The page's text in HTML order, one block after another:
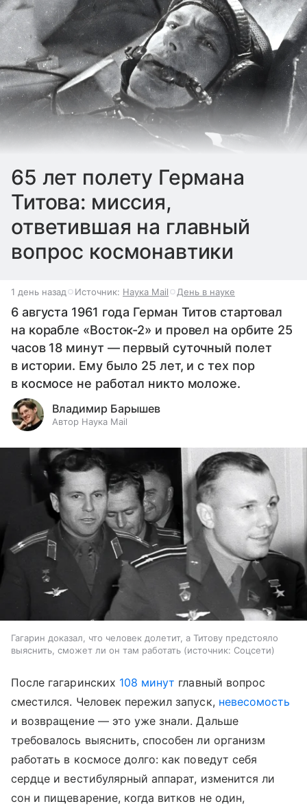
65 лет полету Германа
Титова: миссия,
ответившая на главный
вопрос космонавтики
1 день назад Источник: Наука Mail День в науке
6 августа 1961 года Герман Титов стартовал
на корабле «Восток-2» и провел на орбите 25
часов 18 минут — первый суточный полет
в истории. Ему было 25 лет, и с тех пор
в космосе не работал никто моложе.
Владимир Барышев
Автор Наука Mail
Гагарин доказал, что человек долетит, а Титову предстояло
выяснить, сможет ли он там работать
источник: Соцсети
После гагаринских 108 минут главный вопрос
сместился. Человек пережил запуск, невесомость
и возвращение — это уже знали. Дальше
требовалось выяснить, способен ли организм
работать в космосе долго: как поведут себя
сердце и вестибулярный аппарат, изменится ли
сон и пищеварение, когда витков не один,